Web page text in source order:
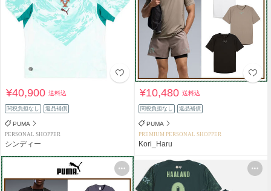
¥40,900送料込
関税負担なし 返品補償
PUMA
PERSONAL SHOPPER
シンディー
¥10,480送料込
関税負担なし 返品補償
PUMA
PREMIUM PERSONAL SHOPPER
Kori_Haru